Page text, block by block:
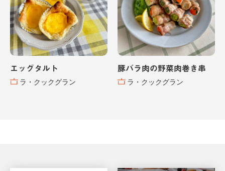
エッグタルト
ラ・クックグラン
豚バラ肉の野菜肉巻き串
ラ・クックグラン